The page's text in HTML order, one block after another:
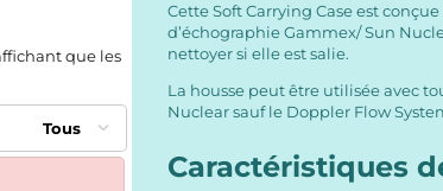
que les
Tous
Cette Soft Carrying Case est
d’échographie Gammex/ Sun
nettoyer si elle est salie.
La housse peut être utilisée avec
Nuclear sauf le Doppler Flow
Caractéristiques